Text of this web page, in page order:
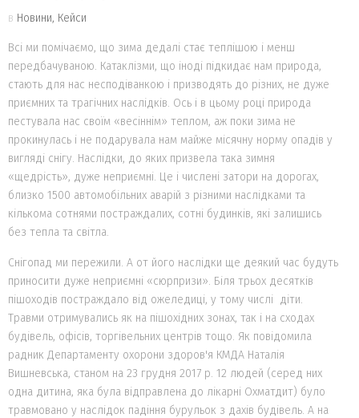
в Новини, Кейси
Всі ми помічаємо, що зима дедалі стає теплішою і менш
передбачуваною. Катаклізми, що іноді підкидає нам природа,
стають для нас несподіванкою і призводять до різних, не дуже
приємних та трагічних наслідків. Ось і в цьому році природа
пестувала нас своїм «весіннім» теплом, аж поки зима не
прокинулась і не подарувала нам майже місячну норму опадів у
вигляді снігу. Наслідки, до яких призвела така зимня
«щедрість», дуже неприємні. Це і числені затори на дорогах,
близко 1500 автомобільних аварій з різними наслідками та
кількома сотнями постраждалих, сотні будинків, які залишись
без тепла та світла.
Снігопад ми пережили. А от його наслідки ще деякий час будуть
приносити дуже неприємні «сюрпризи». Біля трьох десятків
пішоходів постраждало від ожеледиці, у тому числі діти.
Травми отримувались як на пішохідних зонах, так і на сходах
будівель, офісів, торгівельних центрів тощо. Як повідомила
радник Департаменту охорони здоров'я КМДА Наталія
Вишневська, станом на 23 грудня 2017 р. 12 людей (серед них
одна дитина, яка була відправлена до лікарні Охматдит) було
травмовано у наслідок падіння бурульок з дахів будівель. А на